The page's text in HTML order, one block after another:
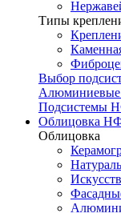
Типы
Выбор
Алюминиевые
Подсистемы
Облицовка
Облицовка